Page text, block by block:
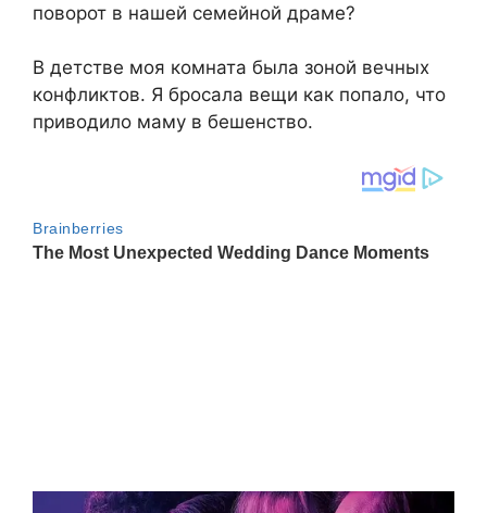
поворот в нашей семейной драме?
В детстве моя комната была зоной вечных
конфликтов. Я бросала вещи как попало, что
приводило маму в бешенство.